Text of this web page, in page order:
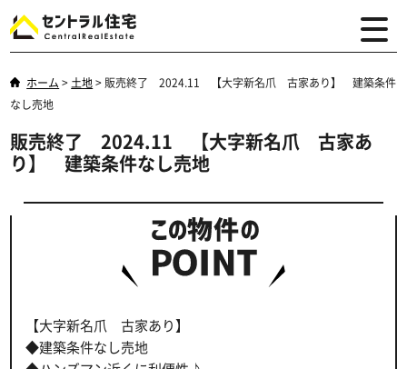
ホーム > 土地> 販売終了 2024.11 【大字新名爪 古家あり】 建築条件
なし売地
販売終了 2024.11 【大字新名爪 古家あ
り】 建築条件なし売地
【大字新名爪 古家あり】
◆建築条件なし売地